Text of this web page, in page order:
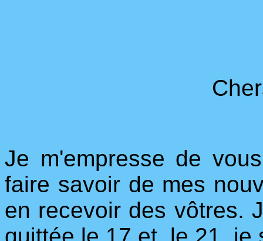
Je m'empresse de
faire savoir de mes
en recevoir des vôtres.